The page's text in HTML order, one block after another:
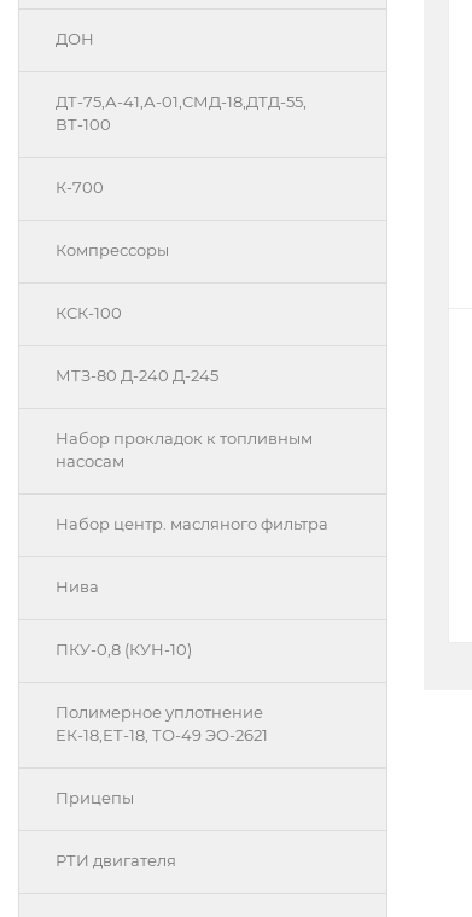
ДОН
ДТ-75,А-41,А-01,СМД-18,ДТД-55,
ВТ-100
К-700
Компрессоры
КСК-100
МТЗ-80 Д-240 Д-245
Набор прокладок к топливным
насосам
Набор центр. масляного фильтра
Нива
ПКУ-0,8 (КУН-10)
Полимерное уплотнение
ЕК-18,ЕТ-18, ТО-49 ЭО-2621
Прицепы
РТИ двигателя